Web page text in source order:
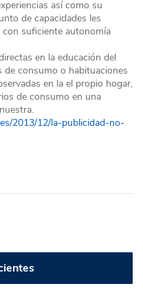
así como su
de capacidades les
suficiente autonomía
en la educación del
consumo o habituaciones
en la el propio hogar,
de consumo en una
2013/12/la-publicidad-no-